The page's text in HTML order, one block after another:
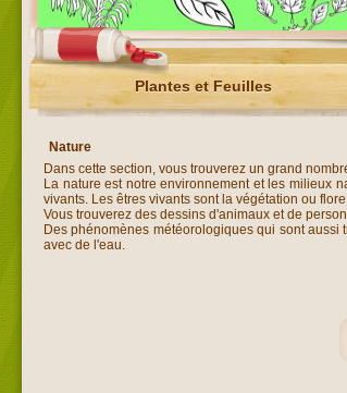
Plantes et Feuilles
Nature
Dans cette section, vous trouverez un grand
La nature est notre environnement et les milieux
vivants. Les êtres vivants sont la végétation ou
Vous trouverez des dessins d'animaux et de
Des phénomènes météorologiques qui sont
avec de l'eau.